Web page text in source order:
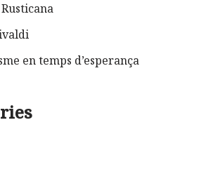
en temps d’esperança